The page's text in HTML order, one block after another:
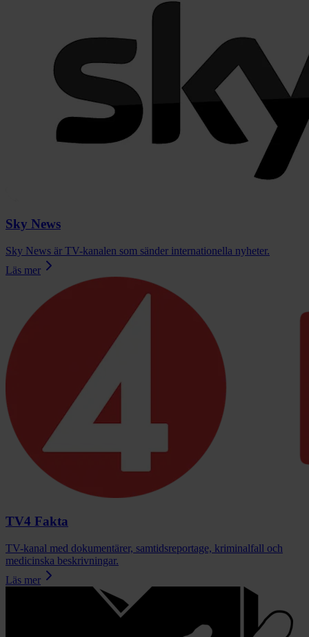
Sky News
Sky News är TV-kanalen som sänder internationella nyheter.
Läs mer
TV4 Fakta
TV-kanal med dokumentärer, samtidsreportage, kriminalfall och
medicinska beskrivningar.
Läs mer